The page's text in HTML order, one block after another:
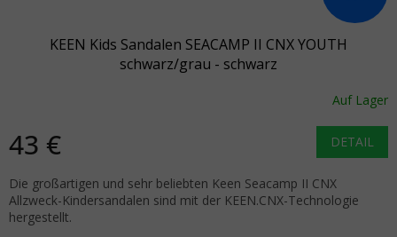
KEEN Kids Sandalen SEACAMP II CNX YOUTH
schwarz/grau - schwarz
Auf Lager
43 € DETAIL
Die großartigen und sehr beliebten Keen Seacamp II CNX
Allzweck-Kindersandalen sind mit der KEEN.CNX-Technologie
hergestellt.